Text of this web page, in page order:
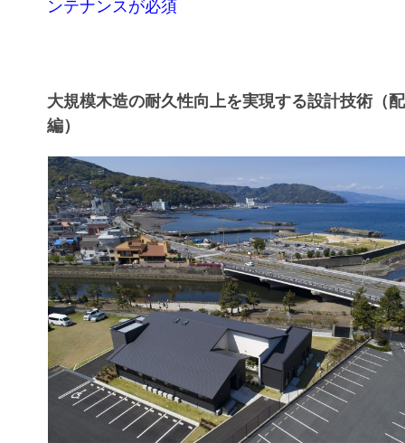
ンテナンスが必須
大規模木造の耐久性向上を実現する設計技術（
編）